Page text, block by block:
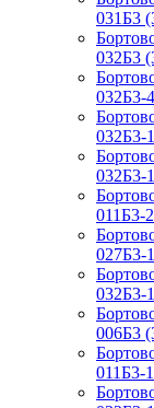
031Б3
032Б3
032Б3-
032Б3-
032Б3-
011Б3-
027Б3-
032Б3-
006Б3
011Б3-